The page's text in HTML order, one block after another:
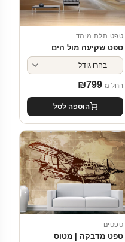
טפט תלת מימד
טפט שקיעה מול הים
החל מ- ₪799
הוספה לסל
טפטים
טפט מדבקה | מטוס